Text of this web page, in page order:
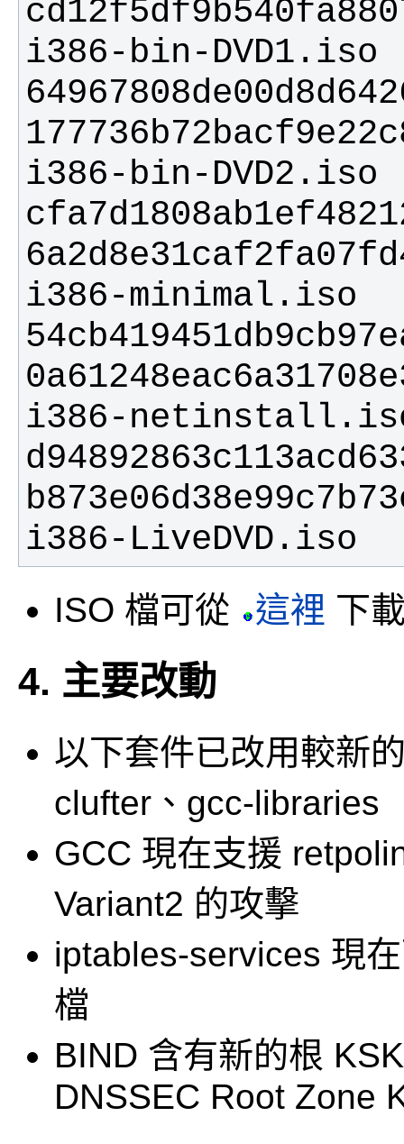
i386-LiveDVD.iso
ISO 檔可從 這裡 下
4. 主要改動
以下套件已改用較新
clufter、gcc-libraries
GCC 現在支援
Variant2 的攻擊
iptables-services 現
檔
BIND 含有新的根
DNSSEC Root Zone